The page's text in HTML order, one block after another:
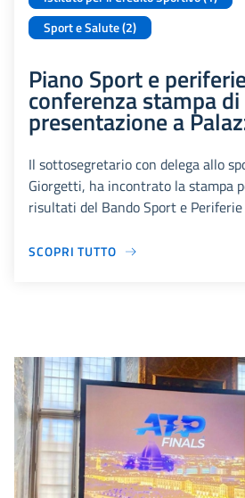
Sport e Salute (2)
Piano Sport e
conferenza stampa di
presentazione a
Il sottosegretario con delega allo
Giorgetti, ha incontrato la stampa
risultati del Bando Sport e Periferie
SCOPRI TUTTO